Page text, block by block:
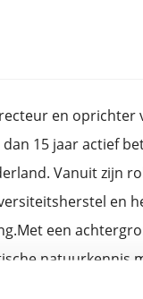
en
15 jaar actief
Vanuit zijn
en
een
natuurkennis
vervulde hij